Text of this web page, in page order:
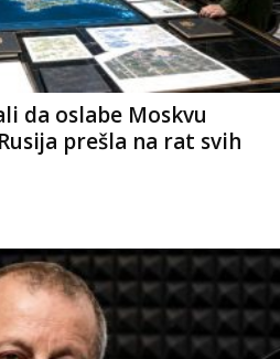
da oslabe Moskvu
prešla na rat svih